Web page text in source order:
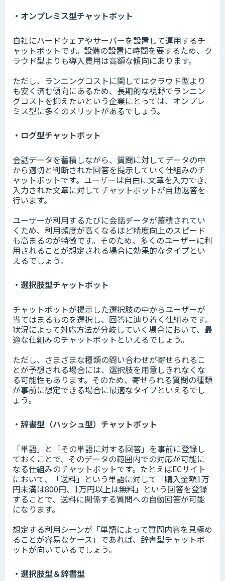
・オンプレミス型チャットボット
自社にハードウェアやサーバーを設置して運用するチ
ャットボットです。設備の設置に時間を要するため、ク
ラウド型よりも導入費用は高額な傾向にあります。
ただし、ランニングコストに関してはクラウド型より
も安く済む傾向にあるため、長期的な視野でランニン
グコストを抑えたいという企業にとっては、オンプレ
ミス型に多くのメリットがあるでしょう。
・ログ型チャットボット
会話データを蓄積しながら、質問に対してデータの中
から適切と判断された回答を提示していく仕組みのチ
ャットボットです。ユーザーは自由に文章を入力でき、
入力された文章に対してチャットボットが自動返答を
行います。
ユーザーが利用するたびに会話データが蓄積されてい
くため、利用頻度が高くなるほど精度向上のスピード
も高まるのが特徴です。そのため、多くのユーザーに利
用されることが想定される場合に効果的なタイプとい
えるでしょう。
・選択肢型チャットボット
チャットボットが提示した選択肢の中からユーザーが
当てはまるものを選択し、回答に辿り着く仕組みです。
状況によって対応方法が分岐していく場合において、最
適な仕組みのチャットボットといえるでしょう。
ただし、さまざまな種類の問い合わせが寄せられるこ
とが予想される場合には、選択肢を用意しきれなくな
る可能性もあります。そのため、寄せられる質問の種類
が事前に想定できる場合に最適なタイプといえるでし
ょう。
・辞書型（ハッシュ型）チャットボット
「単語」と「その単語に対する回答」を事前に登録し
ておくことで、そのデータの範囲内での対応が可能に
なる仕組みのチャットボットです。たとえばECサイト
において、「送料」という単語に対して「購入金額1万
円未満は800円、1万円以上は無料」という回答を登録
することで、送料に関係する質問への自動回答が可能
になります。
想定する利用シーンが「単語によって質問内容を見極め
ることが容易なケース」であれば、辞書型チャットボ
ットが向いているでしょう。
・選択肢型＆辞書型